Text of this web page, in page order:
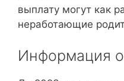
выплату могут как
неработающие
Информация